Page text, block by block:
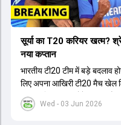
Wed - 03 Jun 2026
सूर्या का T20 करियर खत्म?
नया कप्तान
भारतीय टी20 टीम में बड़े बदलाव
लिए अपना आखिरी टी20 मैच खेल
टीम का हिस्सा नहीं होंगे।
लिए नए कप्तान की तलाश जारी